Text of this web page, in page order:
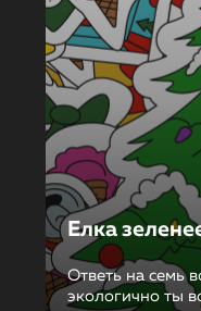
Елка
Ответь на семь
экологично ты